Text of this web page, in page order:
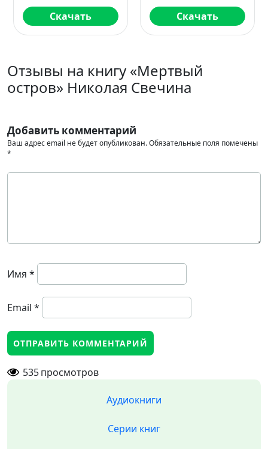
Скачать Скачать
Отзывы на книгу «Мертвый
остров» Николая Свечина
Добавить комментарий
Ваш адрес email не будет опубликован.Обязательные поля помечены
*
Имя *
Email *
535просмотров
Аудиокниги
Серии книг